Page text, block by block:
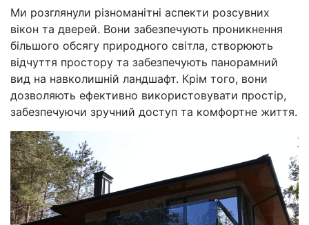
Ми розглянули різноманітні аспекти розсувних
вікон та дверей. Вони забезпечують проникнення
більшого обсягу природного світла, створюють
відчуття простору та забезпечують панорамний
вид на навколишній ландшафт. Крім того, вони
дозволяють ефективно використовувати простір,
забезпечуючи зручний доступ та комфортне життя.